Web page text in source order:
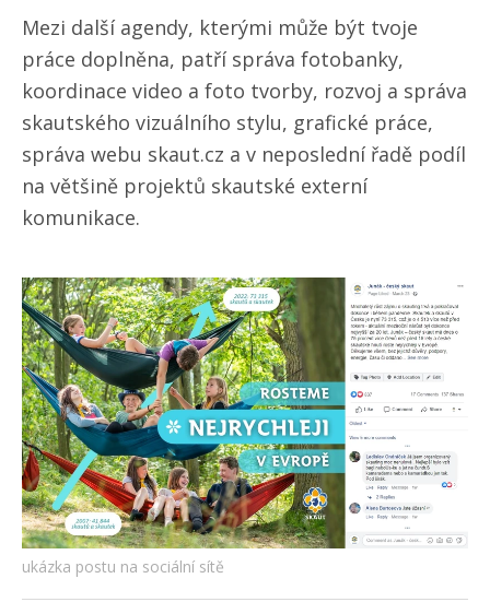
Mezi další agendy, kterými může být tvoje
práce doplněna, patří správa fotobanky,
koordinace video a foto tvorby, rozvoj a správa
skautského vizuálního stylu, grafické práce,
správa webu skaut.cz a v neposlední řadě podíl
na většině projektů skautské externí
komunikace.
ukázka postu na sociální sítě